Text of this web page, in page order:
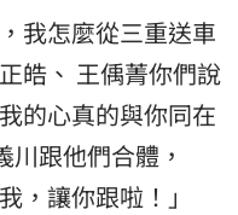
我怎麼從三重送車
皓、 王偊菁你們說
的心真的與你同在
跟他們合體，
，讓你跟啦！」